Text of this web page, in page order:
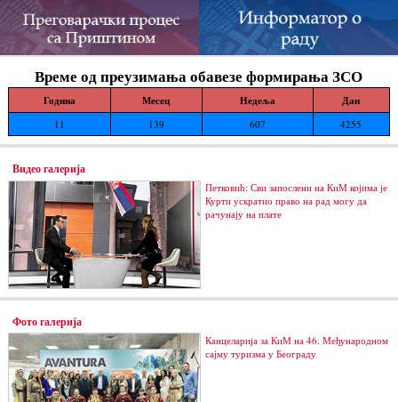
Време од преузимања обавезе формирања ЗСО
Година Месец Недеља Дан
11 139 607 4255
Видео галерија
Петковић: Сви запослени на КиМ којима је
Курти ускратио право на рад могу да
рачунају на плате
Фото галерија
Канцеларија за КиМ на 46. Међународном
сајму туризма у Београду